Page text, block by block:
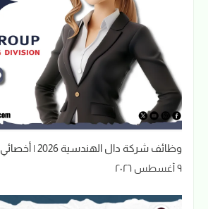
وظائف شركة دال الهندسية 2026 | أخصائي تطوير تنظيمي
٩ أغسطس ٢٠٢٦